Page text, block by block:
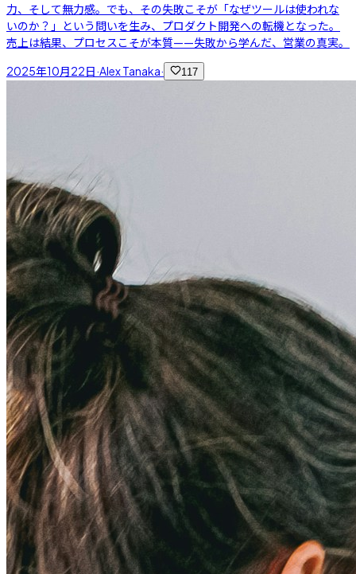
力、そして無力感。でも、その失敗こそが「なぜツールは使われな
いのか？」という問いを生み、プロダクト開発への転機となった。
売上は結果、プロセスこそが本質——失敗から学んだ、営業の真実。
2025年10月22日·Alex Tanaka· 117